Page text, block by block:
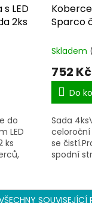
LED
2ks
do
LED
ks
Sparco
Skladem
752 Kč
Do
Sada
celoroční
se
spodní
SOUVISEJÍCÍ